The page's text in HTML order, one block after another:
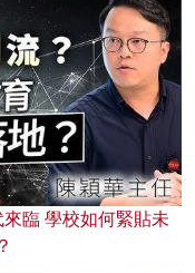
臨 學校如何緊貼未